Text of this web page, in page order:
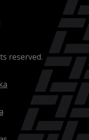
reserved.